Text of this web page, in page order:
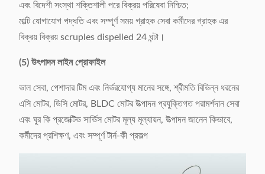
এবং বিদেশী সংস্থা শক্তিশালী পরে বিক্রয় পরিষেবা নিশ্চিত;
মাল্টি যোগাযোগ পদ্ধতি এবং সম্পূর্ণ সময় গ্রাহক সেবা কর্মীদের গ্রাহক এর
বিক্রয় বিক্রয় scruples dispelled 24 ঘন্টা।
(5) উৎপাদন লাইন প্রোফাইল
ভাল সেবা, পেশাদার টিম এবং নির্ভরযোগ্য মানের সঙ্গে, শ্রীমতি বিভিন্ন ধরনের
এসি মোটর, ডিসি মোটর, BLDC মোটর উত্পাদন প্রযুক্তিগত পরামর্শদান সেবা
এবং ঘুর কি প্রজেক্টিভ সার্ভিস মোটর মূল্য মূল্যায়ন, উত্পাদন জানেন কিভাবে,
কর্মীদের প্রশিক্ষণ, এবং সম্পূর্ণ টার্ন-কী প্রকল্প